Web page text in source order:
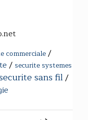
commerciale/
/ securite systemes
sans fil/